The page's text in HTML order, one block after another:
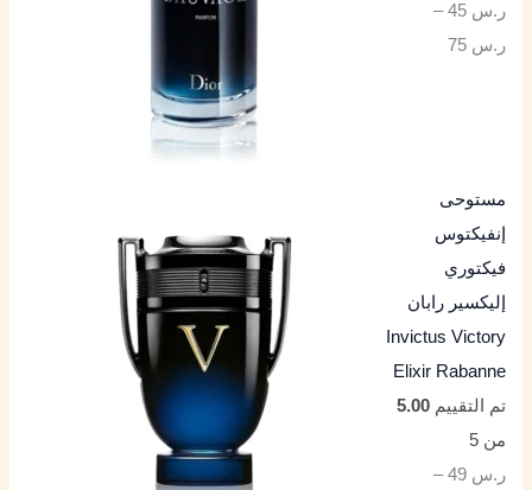
ر.س 45
–
ر.س 75
مستوحى
إنفيكتوس
فيكتوري
إليكسير رابان
Invictus Victory
Elixir Rabanne
تم التقييم5.00
من 5
ر.س 49
–